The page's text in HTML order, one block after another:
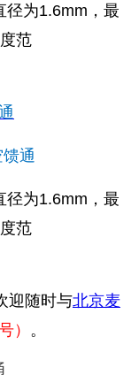
径为1.6mm，最
范
径为1.6mm，最
范
迎随时与北京麦
） 。